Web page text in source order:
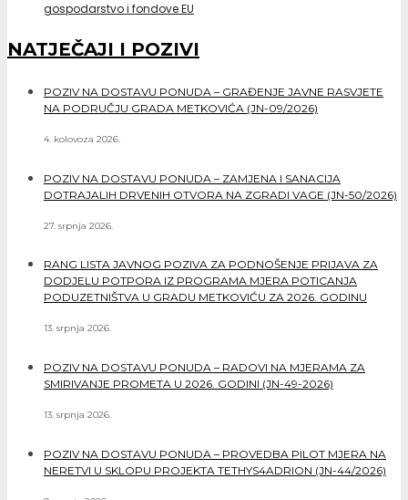
gospodarstvo i fondove EU
NATJEČAJI I POZIVI
POZIV NA DOSTAVU PONUDA – GRAĐENJE JAVNE RASVJETE
NA PODRUČJU GRADA METKOVIĆA (JN-09/2026)
4. kolovoza 2026.
POZIV NA DOSTAVU PONUDA – ZAMJENA I SANACIJA
DOTRAJALIH DRVENIH OTVORA NA ZGRADI VAGE (JN-50/2026)
27. srpnja 2026.
RANG LISTA JAVNOG POZIVA ZA PODNOŠENJE PRIJAVA ZA
DODJELU POTPORA IZ PROGRAMA MJERA POTICANJA
PODUZETNIŠTVA U GRADU METKOVIĆU ZA 2026. GODINU
13. srpnja 2026.
POZIV NA DOSTAVU PONUDA – RADOVI NA MJERAMA ZA
SMIRIVANJE PROMETA U 2026. GODINI (JN-49-2026)
13. srpnja 2026.
POZIV NA DOSTAVU PONUDA – PROVEDBA PILOT MJERA NA
NERETVI U SKLOPU PROJEKTA TETHYS4ADRION (JN-44/2026)